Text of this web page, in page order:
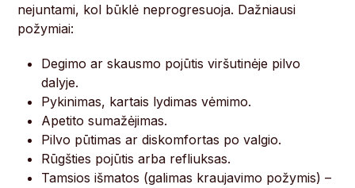
nejuntami, kol būklė neprogresuoja. Dažniausi
požymiai:
Degimo ar skausmo pojūtis viršutinėje pilvo
dalyje.
Pykinimas, kartais lydimas vėmimo.
Apetito sumažėjimas.
Pilvo pūtimas ar diskomfortas po valgio.
Rūgšties pojūtis arba refliuksas.
Tamsios išmatos (galimas kraujavimo požymis) –